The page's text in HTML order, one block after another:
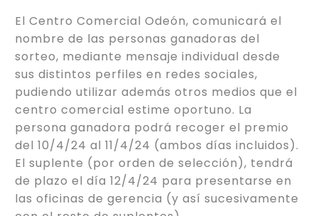
El Centro Comercial Odeón, comunicará el
nombre de las personas ganadoras del
sorteo, mediante mensaje individual desde
sus distintos perfiles en redes sociales,
pudiendo utilizar además otros medios que el
centro comercial estime oportuno. La
persona ganadora podrá recoger el premio
del 10/4/24 al 11/4/24 (ambos días incluidos).
El suplente (por orden de selección), tendrá
de plazo el día 12/4/24 para presentarse en
las oficinas de gerencia (y así sucesivamente